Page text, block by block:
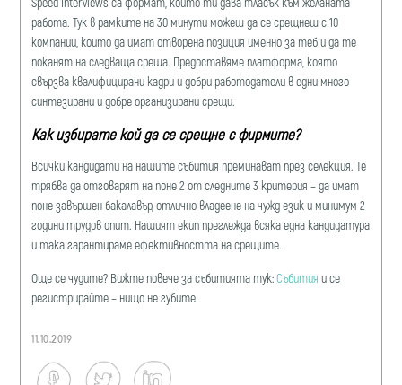
работа. Тук в рамките на 30 минути можеш да се срещнеш с 10
компании, които да имат отворена позиция именно за теб и да те
поканят на следваща среща. Предоставяме платформа, която
свързва квалифицирани кадри и добри работодатели в едни много
синтезирани и добре организирани срещи.
Как избирате кой да се срещне с фирмите?
Всички кандидати на нашите събития преминават през селекция. Те
трябва да отговарят на поне 2 от следните 3 критерия – да имат
поне завършен бакалавър, отлично владеене на чужд език и минимум 2
години трудов опит. Нашият екип преглежда всяка една кандидатура
и така гарантираме ефективността на срещите.
Още се чудите? Вижте повече за събитията тук:Събития и се
регистрирайте – нищо не губите.
11.10.2019